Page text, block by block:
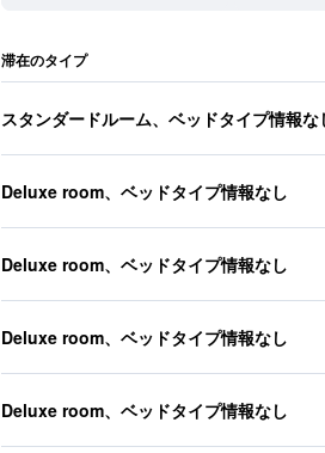
滞在のタイプ
スタンダードルーム、ベッドタイプ情報な
Deluxe room、ベッドタイプ情報なし
Deluxe room、ベッドタイプ情報なし
Deluxe room、ベッドタイプ情報なし
Deluxe room、ベッドタイプ情報なし